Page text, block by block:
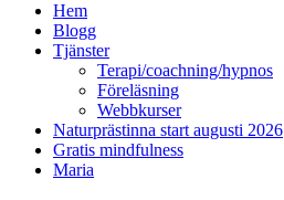
Hem
Blogg
Tjänster
Terapi/coachning/hypnos
Föreläsning
Webbkurser
Naturprästinna start augusti 2026
Gratis mindfulness
Maria